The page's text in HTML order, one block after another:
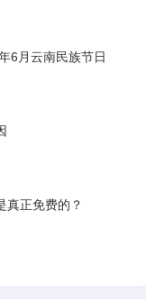
6月云南民族节日
真正免费的？